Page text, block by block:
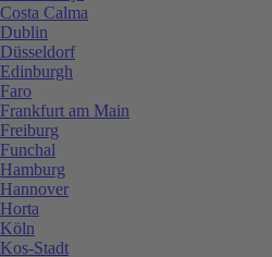
Costa Calma
Dublin
Düsseldorf
Edinburgh
Faro
Frankfurt am Main
Freiburg
Funchal
Hamburg
Hannover
Horta
Köln
Kos-Stadt